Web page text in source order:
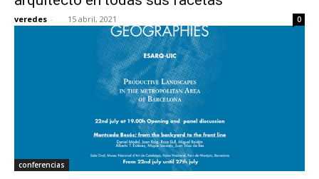
veredes - 15 abril, 2021 0
conferencias